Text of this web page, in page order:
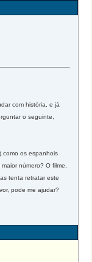
com história, e já
o seguinte,
como os espanhois
número? O filme,
tenta retratar este
pode me ajudar?